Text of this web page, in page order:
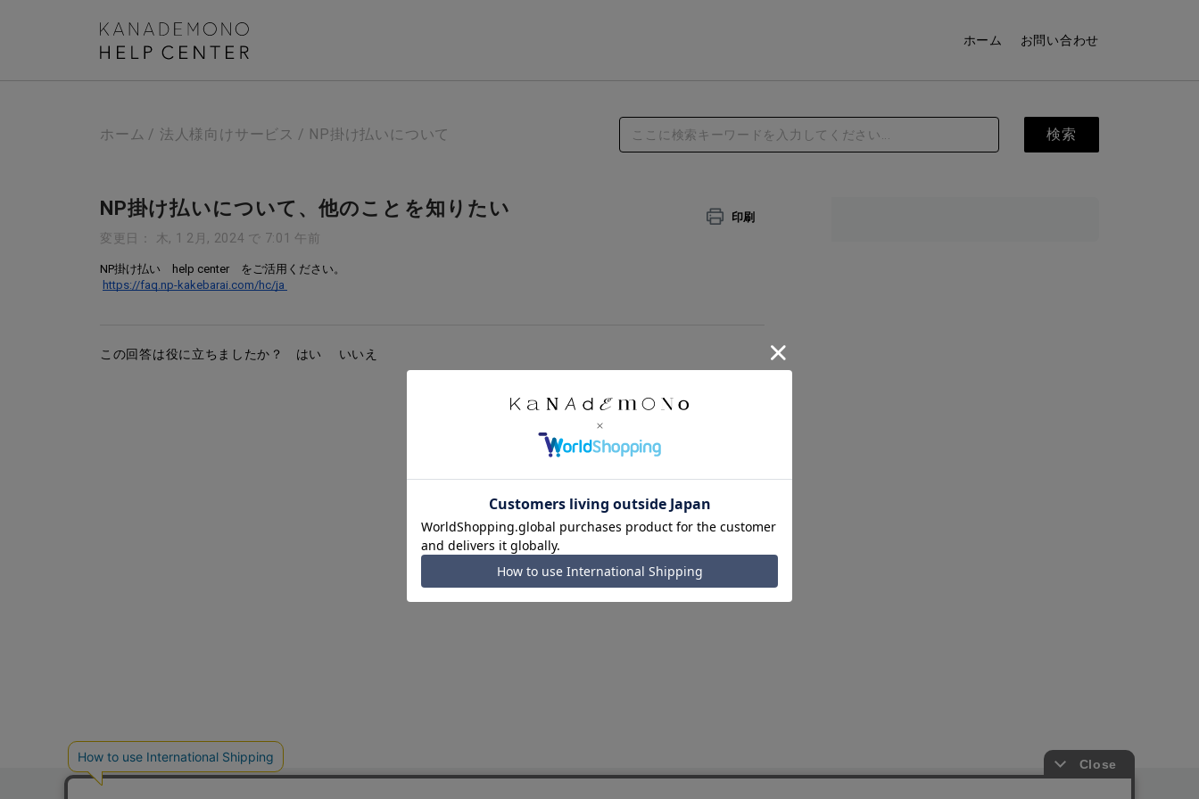
ホーム お問い合わせ
ホーム 法人様向けサービス NP掛け払いについて
NP掛け払いについて、他のことを知りたい 印刷
変更日： 木, 1 2月, 2024 で 7:01 午前
NP掛け払い　help center　をご活用ください。
https://faq.np-kakebarai.com/hc/ja
この回答は役に立ちましたか？ はい いいえ